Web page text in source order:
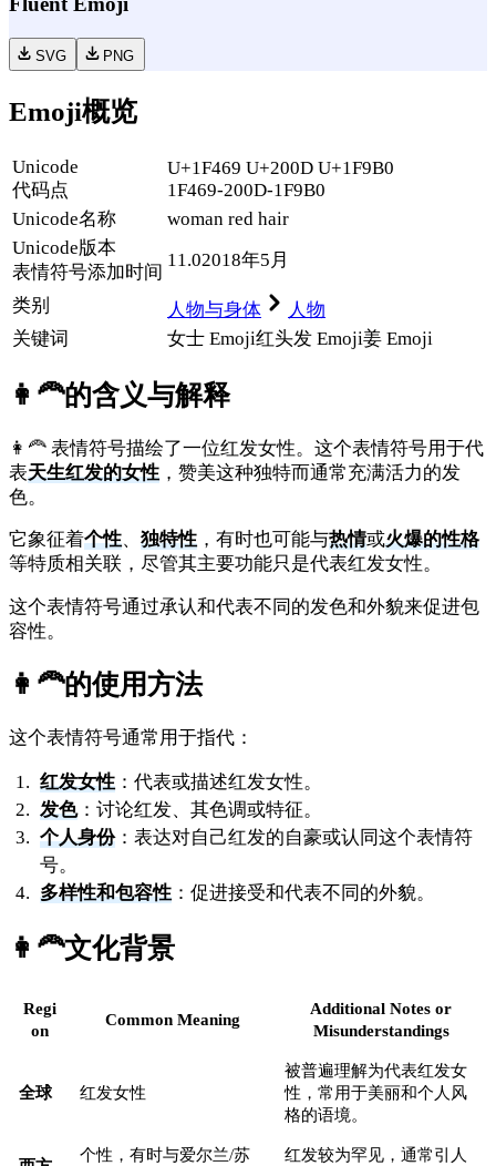
SVG PNG
Emoji概览
Unicode
代码点
U+1F469 U+200D U+1F9B0
1F469-200D-1F9B0
Unicode名称
woman red hair
Unicode版本
表情符号添加时间
11.02018年5月
类别 人物与身体
人物
关键词
女士 Emoji红头发 Emoji姜 Emoji
👩‍🦰的含义与解释
👩‍🦰 表情符号描绘了一位红发女性。这个表情符号用于代
表天生红发的女性 ，赞美这种独特而通常充满活力的发
色。
它象征着个性、 独特性 ，有时也可能与热情或火爆的性格
等特质相关联，尽管其主要功能只是代表红发女性。
这个表情符号通过承认和代表不同的发色和外貌来促进包
容性。
👩‍🦰的使用方法
这个表情符号通常用于指代：
红发女性 ：代表或描述红发女性。
发色：讨论红发、其色调或特征。
个人身份：表达对自己红发的自豪或认同这个表情符
号。
多样性和包容性 ：促进接受和代表不同的外貌。
👩‍🦰文化背景
Regi
on
Common Meaning
Additional Notes or
Misunderstandings
全球 红发女性
被普遍理解为代表红发女
性，常用于美丽和个人风
格的语境。
个性，有时与爱尔兰/苏
红发较为罕见，通常引人